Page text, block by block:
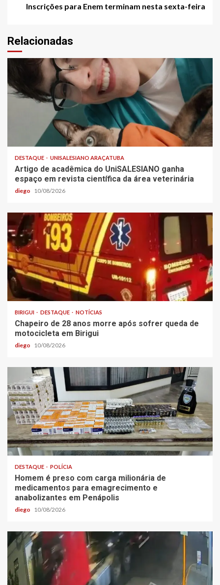
Inscrições para Enem terminam nesta sexta-feira
Relacionadas
DESTAQUE UNISALESIANO ARAÇATUBA
Artigo de acadêmica do UniSALESIANO ganha
espaço em revista científica da área veterinária
diego 10/08/2026
BIRIGUI DESTAQUE NOTÍCIAS
Chapeiro de 28 anos morre após sofrer queda de
motocicleta em Birigui
diego 10/08/2026
DESTAQUE POLÍCIA
Homem é preso com carga milionária de
medicamentos para emagrecimento e
anabolizantes em Penápolis
diego 10/08/2026